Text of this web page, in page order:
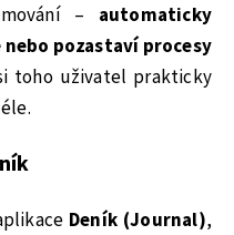
– automaticky
pozastaví procesy
toho uživatel prakticky
Deník (Journal),